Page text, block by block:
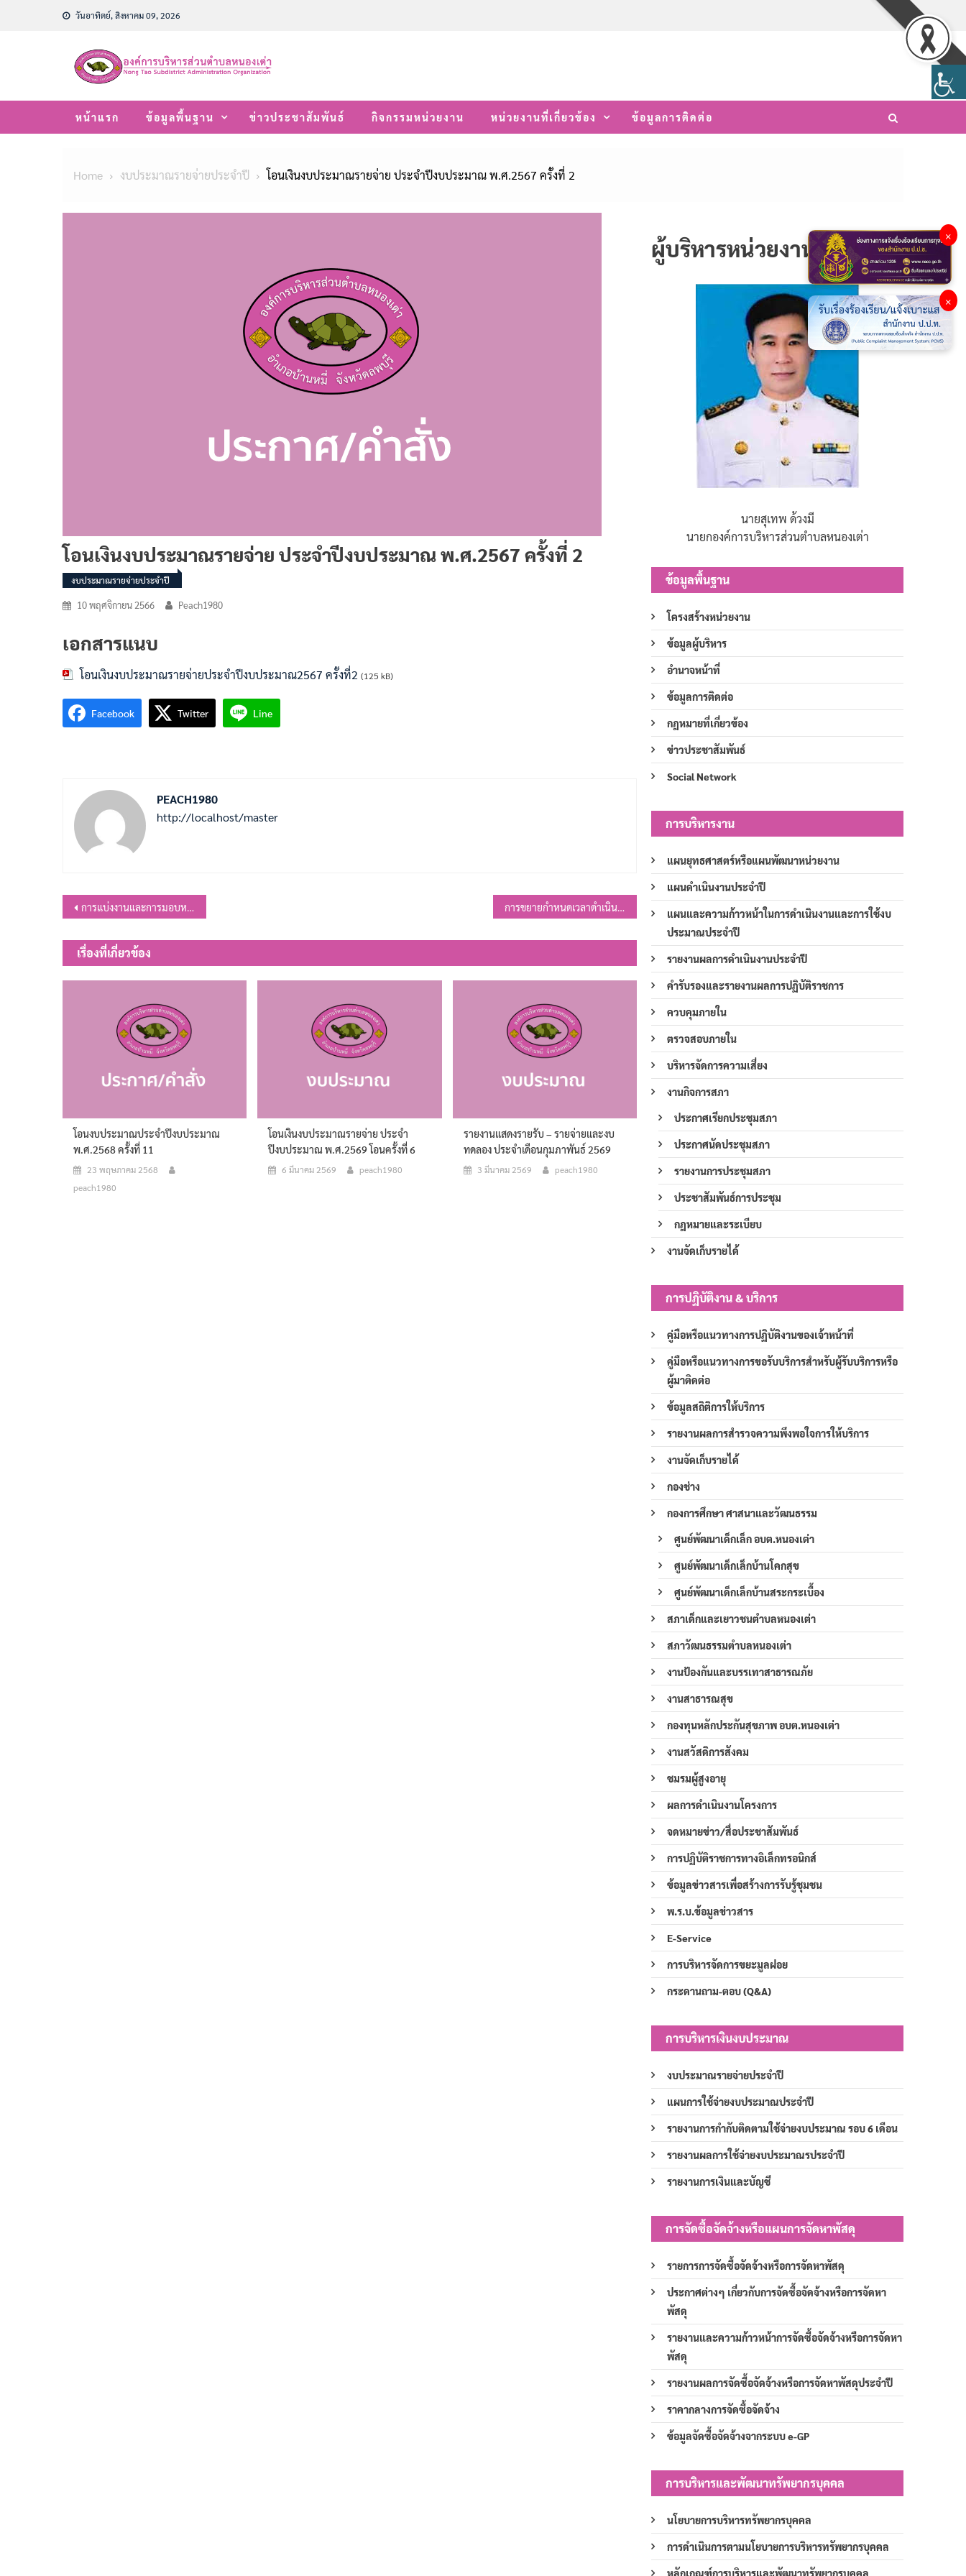
วันอาทิตย์, สิงหาคม 09, 2026
หน้าแรก ข้อมูลพื้นฐาน ข่าวประชาสัมพันธ์ กิจกรรมหน่วยงาน หน่วยงานที่เกี่ยวข้อง ข้อมูลการติดต่อ
Home งบประมาณรายจ่ายประจำปี โอนเงินงบประมาณรายจ่าย ประจำปีงบประมาณ พ.ศ.2567 ครั้งที่ 2
โอนเงินงบประมาณรายจ่าย ประจำปีงบประมาณ พ.ศ.2567 ครั้งที่ 2
งบประมาณรายจ่ายประจำปี
10 พฤศจิกายน 2566 Peach1980
เอกสารแนบ
โอนเงินงบประมาณรายจ่ายประจำปีงบประมาณ2567 ครั้งที่2 (125 kB)
Facebook Twitter Line
PEACH1980
http://localhost/master
แนะแนว
เรื่อง
การแบ่งงานและการมอบหมายหน้าที่ภายในกองการศึกษา ศาสนาและวัฒนธรรม การขยายกำหนดเวลาดำเนินการตามพระราชบัญญัติภาษีที่ดินและสิ่งปลูกสร้าง พ.ศ. 2562 ประจำปี พ.ศ.2567
เรื่องที่เกี่ยวข้อง
โอนงบประมาณประจำปีงบประมาณ
พ.ศ.2568 ครั้งที่ 11
23 พฤษภาคม 2568
peach1980
โอนเงินงบประมาณรายจ่าย ประจำ
ปีงบประมาณ พ.ศ.2569 โอนครั้งที่ 6
6 มีนาคม 2569 peach1980
รายงานแสดงรายรับ – รายจ่ายและงบ
ทดลอง ประจำเดือนกุมภาพันธ์ 2569
3 มีนาคม 2569 peach1980
ผู้บริหารหน่วยงาน
นายสุเทพ ด้วงมี
นายกองค์การบริหารส่วนตำบลหนองเต่า
ข้อมูลพื้นฐาน
โครงสร้างหน่วยงาน
ข้อมูลผู้บริหาร
อำนาจหน้าที่
ข้อมูลการติดต่อ
กฎหมายที่เกี่ยวข้อง
ข่าวประชาสัมพันธ์
Social Network
การบริหารงาน
แผนยุทธศาสตร์หรือแผนพัฒนาหน่วยงาน
แผนดำเนินงานประจำปี
แผนและความก้าวหน้าในการดำเนินงานและการใช้งบ
ประมาณประจำปี
รายงานผลการดำเนินงานประจำปี
คำรับรองและรายงานผลการปฏิบัติราชการ
ควบคุมภายใน
ตรวจสอบภายใน
บริหารจัดการความเสี่ยง
งานกิจการสภา
ประกาศเรียกประชุมสภา
ประกาศนัดประชุมสภา
รายงานการประชุมสภา
ประชาสัมพันธ์การประชุม
กฎหมายและระเบียบ
งานจัดเก็บรายได้
การปฏิบัติงาน & บริการ
คู่มือหรือแนวทางการปฏิบัติงานของเจ้าหน้าที่
คู่มือหรือแนวทางการขอรับบริการสำหรับผู้รับบริการหรือ
ผู้มาติดต่อ
ข้อมูลสถิติการให้บริการ
รายงานผลการสำรวจความพึงพอใจการให้บริการ
งานจัดเก็บรายได้
กองช่าง
กองการศึกษา ศาสนาและวัฒนธรรม
ศูนย์พัฒนาเด็กเล็ก อบต.หนองเต่า
ศูนย์พัฒนาเด็กเล็กบ้านโคกสุข
ศูนย์พัฒนาเด็กเล็กบ้านสระกระเบื้อง
สภาเด็กและเยาวชนตำบลหนองเต่า
สภาวัฒนธรรมตำบลหนองเต่า
งานป้องกันและบรรเทาสาธารณภัย
งานสาธารณสุข
กองทุนหลักประกันสุขภาพ อบต.หนองเต่า
งานสวัสดิการสังคม
ชมรมผู้สูงอายุ
ผลการดำเนินงานโครงการ
จดหมายข่าว/สื่อประชาสัมพันธ์
การปฏิบัติราชการทางอิเล็กทรอนิกส์
ข้อมูลข่าวสารเพื่อสร้างการรับรู้ชุมชน
พ.ร.บ.ข้อมูลข่าวสาร
E-Service
การบริหารจัดการขยะมูลฝอย
กระดานถาม-ตอบ (Q&A)
การบริหารเงินงบประมาณ
งบประมาณรายจ่ายประจำปี
แผนการใช้จ่ายงบประมาณประจำปี
รายงานการกำกับติดตามใช้จ่ายงบประมาณ รอบ 6 เดือน
รายงานผลการใช้จ่ายงบประมาณรประจำปี
รายงานการเงินและบัญชี
การจัดซื้อจัดจ้างหรือแผนการจัดหาพัสดุ
รายการการจัดซื้อจัดจ้างหรือการจัดหาพัสดุ
ประกาศต่างๆ เกี่ยวกับการจัดซื้อจัดจ้างหรือการจัดหา
พัสดุ
รายงานและความก้าวหน้าการจัดซื้อจัดจ้างหรือการจัดหา
พัสดุ
รายงานผลการจัดซื้อจัดจ้างหรือการจัดหาพัสดุประจำปี
ราคากลางการจัดซื้อจัดจ้าง
ข้อมูลจัดซื้อจัดจ้างจากระบบ e-GP
การบริหารและพัฒนาทรัพยากรบุคคล
นโยบายการบริหารทรัพยากรบุคคล
การดำเนินการตามนโยบายการบริหารทรัพยากรบุคคล
หลักเกณฑ์การบริหารและพัฒนาทรัพยากรบุคคล
×
×